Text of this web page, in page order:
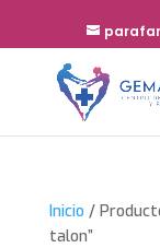
Inicio /
talon”